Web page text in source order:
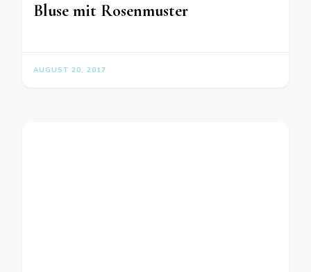
Bluse mit Rosenmuster
AUGUST 20, 2017